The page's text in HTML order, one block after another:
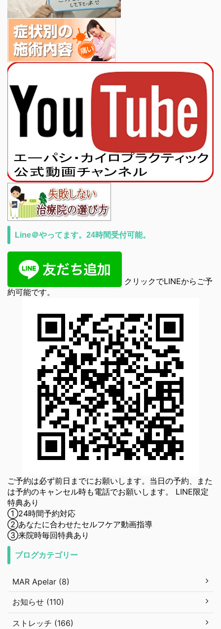
Line＠やってます。24時間受付可能。
クリックでLINEからご予
約可能です。
ご予約は必ず前日までにお願いします。当日の予約、また
は予約のキャンセル時も電話でお願いします。 LINE限定
特典あり
①24時間予約対応
②あなたに合わせたセルフケア動画指導
③来院時毎回特典あり
ブログカテゴリー
MAR Apelar (8)
お知らせ (110)
ストレッチ (166)